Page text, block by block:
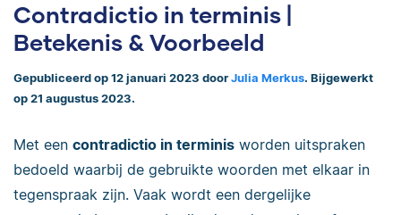
Contradictio in terminis |
Betekenis & Voorbeeld
Gepubliceerd op 12 januari 2023 door Julia Merkus. Bijgewerkt
op 21 augustus 2023.
Met een contradictio in terminis worden uitspraken
bedoeld waarbij de gebruikte woorden met elkaar in
tegenspraak zijn. Vaak wordt een dergelijke